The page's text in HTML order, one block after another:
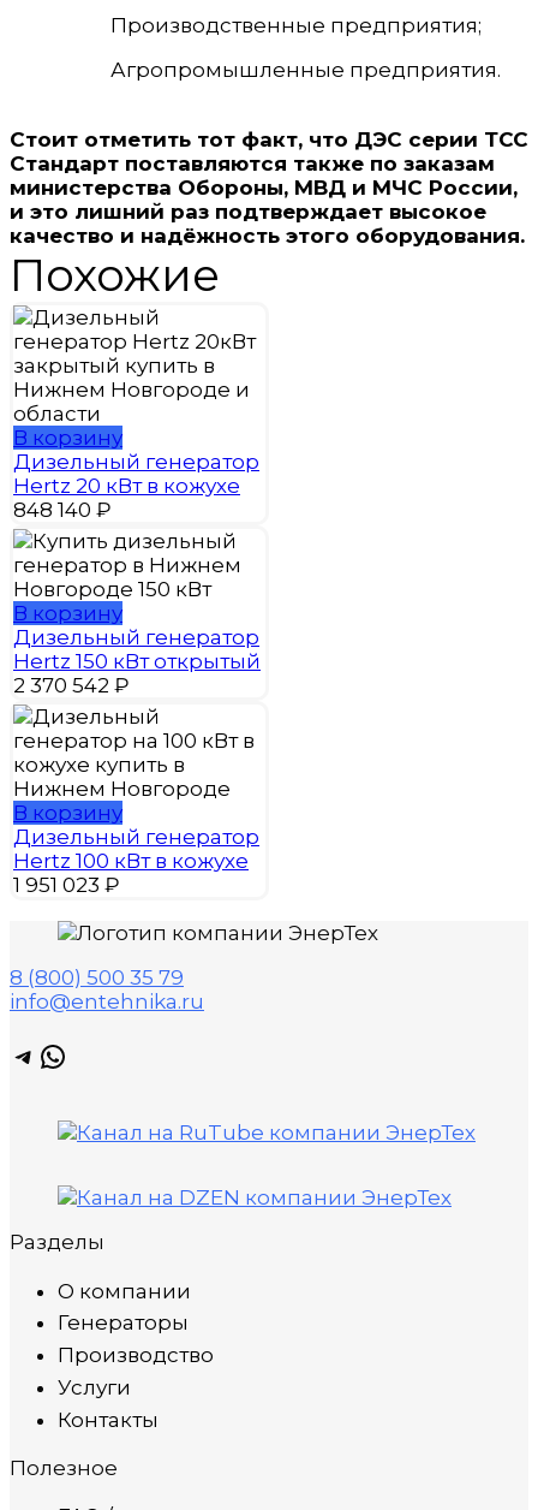
Производственные предприятия;
Агропромышленные предприятия.
Стоит отметить тот факт, что ДЭС серии ТСС
Стандарт поставляются также по заказам
министерства Обороны, МВД и МЧС России,
и это лишний раз подтверждает высокое
качество и надёжность этого оборудования.
Похожие
В корзину
Дизельный генератор
Hertz 20 кВт в кожухе
848 140 ₽
В корзину
Дизельный генератор
Hertz 150 кВт открытый
2 370 542 ₽
В корзину
Дизельный генератор
Hertz 100 кВт в кожухе
1 951 023 ₽
8 (800) 500 35 79
info@entehnika.ru
Telegram
WhatsApp
Разделы
О компании
Генераторы
Производство
Услуги
Контакты
Полезное